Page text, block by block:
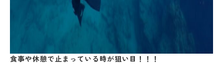
食事や休憩で止まっている時が狙い目！！！